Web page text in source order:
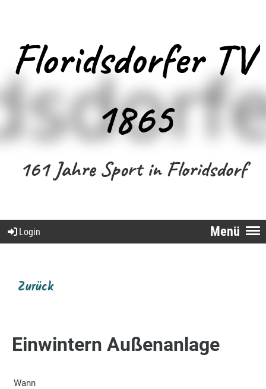
Floridsdorfer TV
1865
161 Jahre Sport in Floridsdorf
Menü
Login
Zurück
Einwintern Außenanlage
Wann